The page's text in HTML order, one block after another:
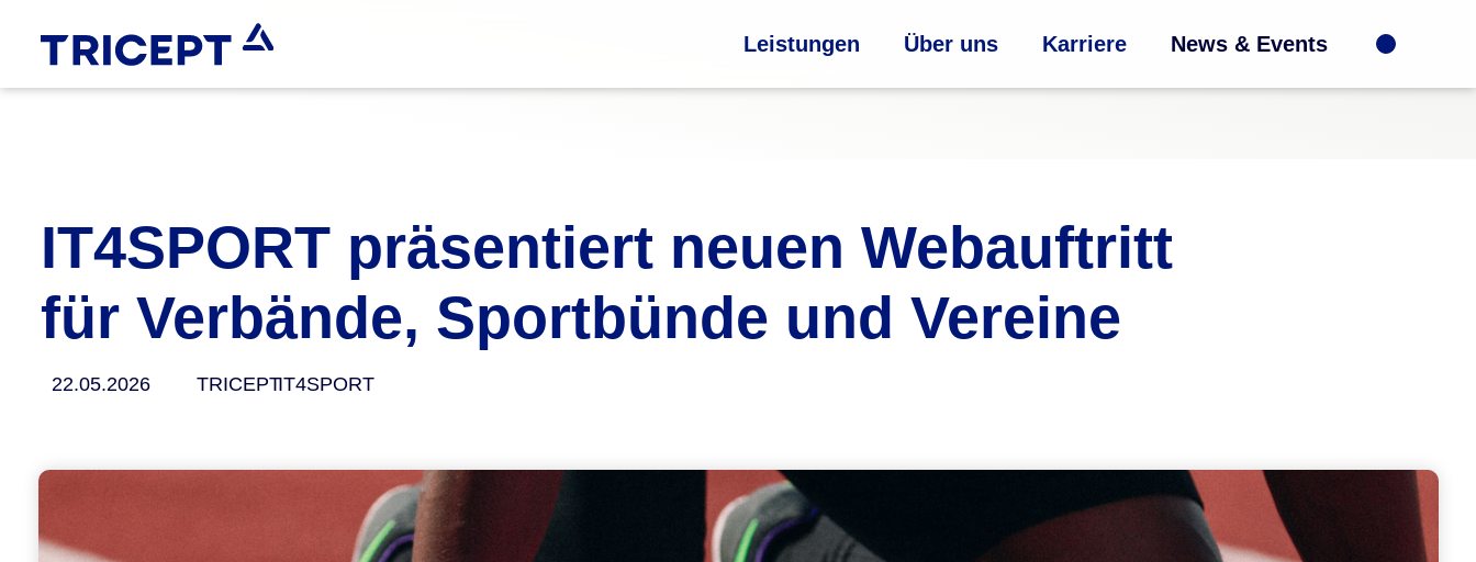
Leistungen Über uns Karriere News & Events
IT4SPORT präsentiert neuen Webauftritt
für Verbände, Sportbünde und Vereine
22.05.2026 TRICEPTIT4SPORT